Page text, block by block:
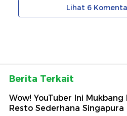
Berita Terkait
Wow! YouTuber Ini
Resto Sederhana Singapura